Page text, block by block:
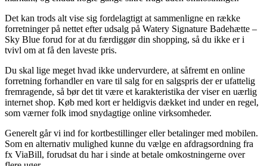
Det kan trods alt vise sig fordelagtigt at sammenligne en række
forretninger på nettet efter udsalg på Watery Signature Badehætte –
Sky Blue forud for at du færdiggør din shopping, så du ikke er i
tvivl om at få den laveste pris.
Du skal lige meget hvad ikke undervurdere, at såfremt en online
forretning forhandler en vare til salg for en salgspris der er ufattelig
fremragende, så bør det tit være et karakteristika der viser en uærlig
internet shop. Køb med kort er heldigvis dækket ind under en regel,
som værner folk imod snydagtige online virksomheder.
Generelt går vi ind for kortbestillinger eller betalinger med mobilen.
Som en alternativ mulighed kunne du vælge en afdragsordning fra
fx ViaBill, forudsat du har i sinde at betale omkostningerne over